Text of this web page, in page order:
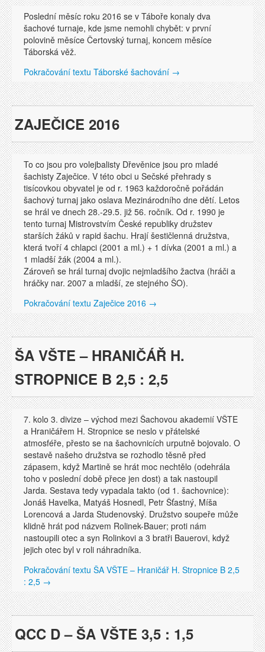
Poslední měsíc roku 2016 se v Táboře konaly dva
šachové turnaje, kde jsme nemohli chybět: v první
polovině měsíce Čertovský turnaj, koncem měsíce
Táborská věž.
Pokračování textu Táborské šachování →
ZAJEČICE 2016
To co jsou pro volejbalisty Dřevěnice jsou pro mladé
šachisty Zaječice. V této obci u Sečské přehrady s
tisícovkou obyvatel je od r. 1963 každoročně pořádán
šachový turnaj jako oslava Mezinárodního dne dětí. Letos
se hrál ve dnech 28.-29.5. již 56. ročník. Od r. 1990 je
tento turnaj Mistrovstvím České republiky družstev
starších žáků v rapid šachu. Hrají šestičlenná družstva,
která tvoří 4 chlapci (2001 a ml.) + 1 dívka (2001 a ml.) a
1 mladší žák (2004 a ml.).
Zároveň se hrál turnaj dvojic nejmladšího žactva (hráči a
hráčky nar. 2007 a mladší, ze stejného ŠO).
Pokračování textu Zaječice 2016 →
ŠA VŠTE – HRANIČÁŘ H.
STROPNICE B 2,5 : 2,5
7. kolo 3. divize – východ mezi Šachovou akademií VŠTE
a Hraničářem H. Stropnice se neslo v přátelské
atmosféře, přesto se na šachovnicích urputně bojovalo. O
sestavě našeho družstva se rozhodlo těsně před
zápasem, když Martině se hrát moc nechtělo (odehrála
toho v poslední době přece jen dost) a tak nastoupil
Jarda. Sestava tedy vypadala takto (od 1. šachovnice):
Jonáš Havelka, Matyáš Hosnedl, Petr Šťastný, Míša
Lorencová a Jarda Studenovský. Družstvo soupeře může
klidně hrát pod názvem Rolinek-Bauer; proti nám
nastoupili otec a syn Rolinkovi a 3 bratři Bauerovi, když
jejich otec byl v roli náhradníka.
Pokračování textu ŠA VŠTE – Hraničář H. Stropnice B 2,5
: 2,5 →
QCC D – ŠA VŠTE 3,5 : 1,5